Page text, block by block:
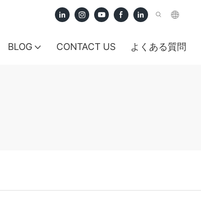
BLOG CONTACT US よくある質問